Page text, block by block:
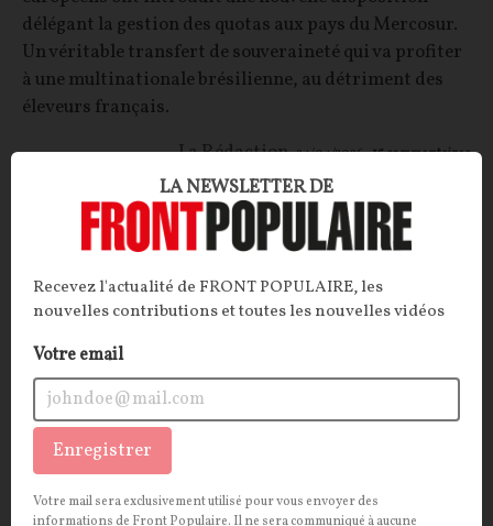
délégant la gestion des quotas aux pays du Mercosur.
Un véritable transfert de souveraineté qui va profiter
à une multinationale brésilienne, au détriment des
éleveurs français.
La Rédaction 24/04/2026 15commentaires
POLITIQUE INTERNATIONAL
Accord Union européenne – Suisse : un pacte
LA NEWSLETTER DE
Recevez l'actualité de FRONT POPULAIRE, les
nouvelles contributions et toutes les nouvelles vidéos
Votre email
Enregistrer
Votre mail sera exclusivement utilisé pour vous envoyer des
informations de Front Populaire. Il ne sera communiqué à aucune